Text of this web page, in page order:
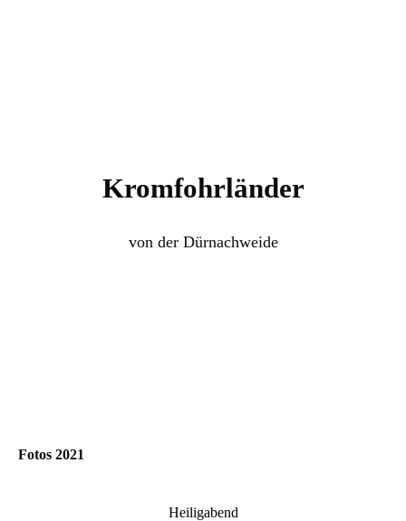
Kromfohrländer
von der Dürnachweide
Fotos 2021
Heiligabend